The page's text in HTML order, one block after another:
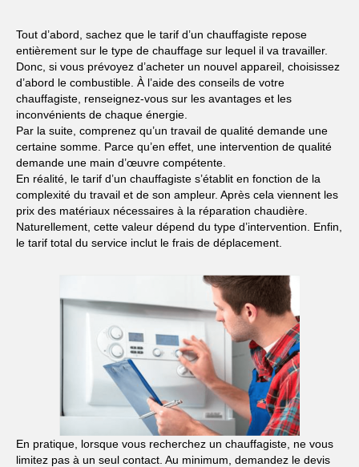
Tout d’abord, sachez que le tarif d’un chauffagiste repose
entièrement sur le type de chauffage sur lequel il va travailler.
Donc, si vous prévoyez d’acheter un nouvel appareil, choisissez
d’abord le combustible. À l’aide des conseils de votre
chauffagiste, renseignez-vous sur les avantages et les
inconvénients de chaque énergie.
Par la suite, comprenez qu’un travail de qualité demande une
certaine somme. Parce qu’en effet, une intervention de qualité
demande une main d’œuvre compétente.
En réalité, le tarif d’un chauffagiste s’établit en fonction de la
complexité du travail et de son ampleur. Après cela viennent les
prix des matériaux nécessaires à la réparation chaudière.
Naturellement, cette valeur dépend du type d’intervention. Enfin,
le tarif total du service inclut le frais de déplacement.
En pratique, lorsque vous recherchez un chauffagiste, ne vous
limitez pas à un seul contact. Au minimum, demandez le devis